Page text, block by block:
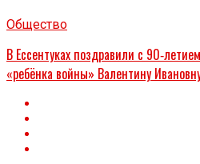
Общество
В Ессентуках поздравили с
«ребёнка войны» Валентину